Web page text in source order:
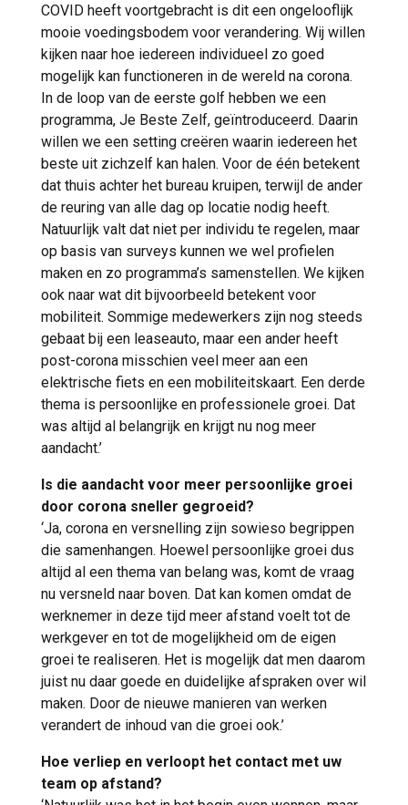
COVID heeft voortgebracht is dit een ongelooflijk
mooie voedingsbodem voor verandering. Wij willen
kijken naar hoe iedereen individueel zo goed
mogelijk kan functioneren in de wereld na corona.
In de loop van de eerste golf hebben we een
programma, Je Beste Zelf, geïntroduceerd. Daarin
willen we een setting creëren waarin iedereen het
beste uit zichzelf kan halen. Voor de één betekent
dat thuis achter het bureau kruipen, terwijl de ander
de reuring van alle dag op locatie nodig heeft.
Natuurlijk valt dat niet per individu te regelen, maar
op basis van surveys kunnen we wel profielen
maken en zo programma’s samenstellen. We kijken
ook naar wat dit bijvoorbeeld betekent voor
mobiliteit. Sommige medewerkers zijn nog steeds
gebaat bij een leaseauto, maar een ander heeft
post-corona misschien veel meer aan een
elektrische fiets en een mobiliteitskaart. Een derde
thema is persoonlijke en professionele groei. Dat
was altijd al belangrijk en krijgt nu nog meer
aandacht.’
Is die aandacht voor meer persoonlijke groei
door corona sneller gegroeid?
‘Ja, corona en versnelling zijn sowieso begrippen
die samenhangen. Hoewel persoonlijke groei dus
altijd al een thema van belang was, komt de vraag
nu versneld naar boven. Dat kan komen omdat de
werknemer in deze tijd meer afstand voelt tot de
werkgever en tot de mogelijkheid om de eigen
groei te realiseren. Het is mogelijk dat men daarom
juist nu daar goede en duidelijke afspraken over wil
maken. Door de nieuwe manieren van werken
verandert de inhoud van die groei ook.’
Hoe verliep en verloopt het contact met uw
team op afstand?